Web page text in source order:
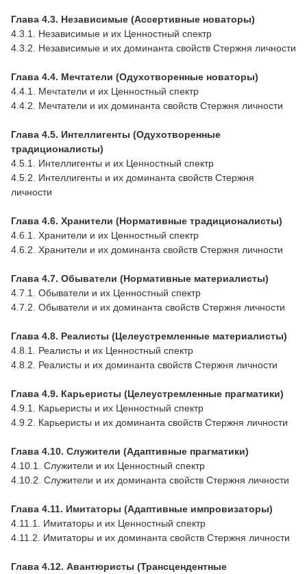
Глава 4.3. Независимые (Ассертивные новаторы)
4.3.1. Независимые и их Ценностный спектр
4.3.2. Независимые и их доминанта свойств Стержня личности
Глава 4.4. Мечтатели (Одухотворенные новаторы)
4.4.1. Мечтатели и их Ценностный спектр
4.4.2. Мечтатели и их доминанта свойств Стержня личности
Глава 4.5. Интеллигенты (Одухотворенные
традиционалисты)
4.5.1. Интеллигенты и их Ценностный спектр
4.5.2. Интеллигенты и их доминанта свойств Стержня
личности
Глава 4.6. Хранители (Нормативные традиционалисты)
4.6.1. Хранители и их Ценностный спектр
4.6.2. Хранители и их доминанта свойств Стержня личности
Глава 4.7. Обыватели (Нормативные материалисты)
4.7.1. Обыватели и их Ценностный спектр
4.7.2. Обыватели и их доминанта свойств Стержня личности
Глава 4.8. Реалисты (Целеустремленные материалисты)
4.8.1. Реалисты и их Ценностный спектр
4.8.2. Реалисты и их доминанта свойств Стержня личности
Глава 4.9. Карьеристы (Целеустремленные прагматики)
4.9.1. Карьеристы и их Ценностный спектр
4.9.2. Карьеристы и их доминанта свойств Стержня личности
Глава 4.10. Служители (Адаптивные прагматики)
4.10.1. Служители и их Ценностный спектр
4.10.2. Служители и их доминанта свойств Стержня личности
Глава 4.11. Имитаторы (Адаптивные импровизаторы)
4.11.1. Имитаторы и их Ценностный спектр
4.11.2. Имитаторы и их доминанта свойств Стержня личности
Глава 4.12. Авантюристы (Трансцендентные